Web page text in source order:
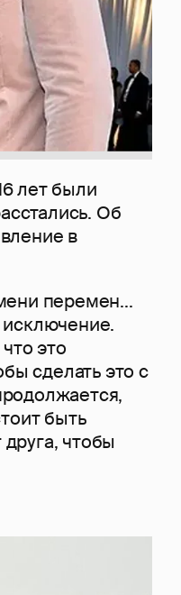
лет были
Об
в
перемен...
это
сделать это с
быть
чтобы